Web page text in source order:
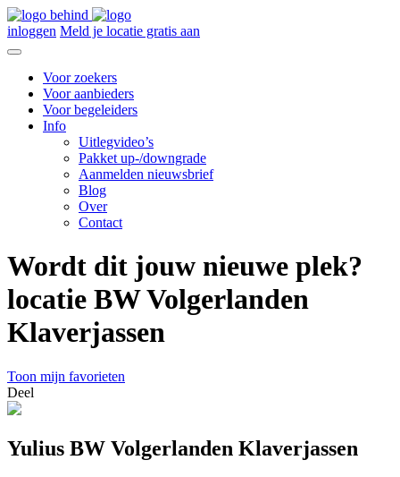
inloggen Meld je locatie gratis aan
Voor zoekers
Voor aanbieders
Voor begeleiders
Info
Uitlegvideo’s
Pakket up-/downgrade
Aanmelden nieuwsbrief
Blog
Over
Contact
Wordt dit jouw nieuwe plek?
locatie BW Volgerlanden
Klaverjassen
Toon mijn favorieten
Deel
Yulius BW Volgerlanden Klaverjassen